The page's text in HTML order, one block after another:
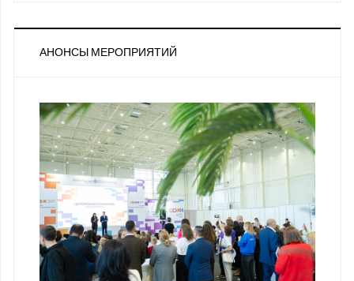
АНОНСЫ МЕРОПРИЯТИЙ